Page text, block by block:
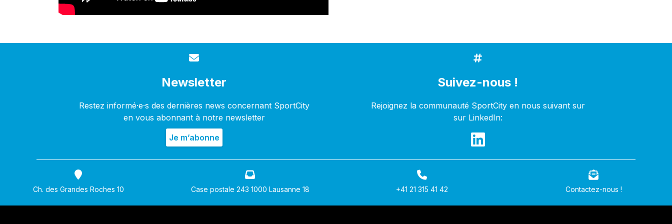
Newsletter
Restez informé·e·s des dernières news concernant SportCity
en vous abonnant à notre newsletter
Suivez-nous !
Rejoignez la communauté SportCity en nous suivant sur
sur LinkedIn:
Ch. des Grandes Roches 10 Case postale 243 1000 Lausanne 18 +41 21 315 41 42 Contactez-nous !